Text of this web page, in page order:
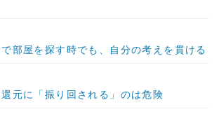
で部屋を探す時でも、自分の考えを貫ける
還元に「振り回される」のは危険